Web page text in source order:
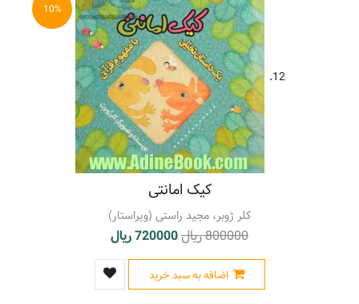
10%
12.
کیک امانتی
کلر ژوبر، مجید راستی (ویراستار)
800000 ریال 720000 ریال
اضافه به سبد خرید